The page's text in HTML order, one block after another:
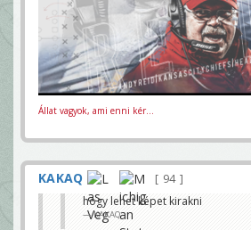
Állat vagyok, ami enni kér...
KAKAQ
94
hogy lehet képet kirakni
KAKAQ